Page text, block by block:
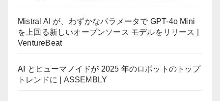
Mistral AI が、わずかなパラメータで GPT-4o Mini
を上回る新しいオープンソース モデルをリリース |
VentureBeat
AI とヒューマノイドが 2025 年のロボットのトップ
トレンドに | ASSEMBLY